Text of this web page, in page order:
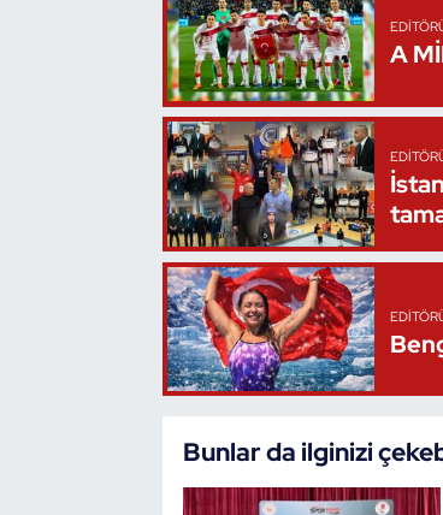
A
Bunlar da ilginizi
Masa Tenisi
Modern Pentatlon
Motor Sporları
Oryantiring
Özel Sporcular